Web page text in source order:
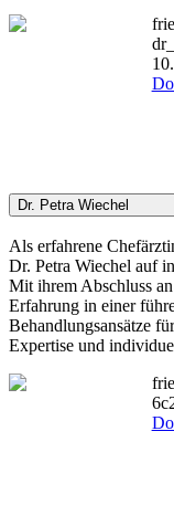
Dr. Petra Wiechel
Als erfahrene
Dr. Petra Wiechel auf
Mit ihrem Abschluss
Erfahrung in einer
Behandlungsansätze
Expertise und